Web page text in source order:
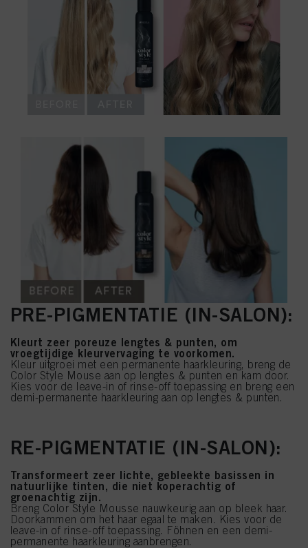
PRE-PIGMENTATIE (IN-SALON):
Kleurt zeer poreuze lengtes & punten, om
vroegtijdige kleurvervaging te voorkomen.
Kleur uitgroei met een permanente haarkleuring, breng de
Color Style Mouse aan op lengtes & punten en kam door.
Kies voor de leave-in of rinse-off toepassing en breng een
demi-permanente haarkleuring aan op lengtes & punten.
RE-PIGMENTATIE (IN-SALON):
Transformeert zeer lichte, gebleekte basissen in
natuurlijke tinten, die niet koperachtig of
groenachtig zijn.
Breng Color Style Mousse nauwkeurig aan op bleek haar.
Doorkammen om het haar egaal te maken. Kies voor de
leave-in of rinse-off toepassing. Föhnen en een demi-
permanente haarkleuring aanbrengen.